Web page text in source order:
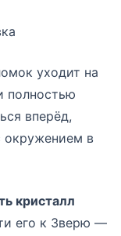
уходит на
полностью
вперёд,
окружением в
кристалл
его к Зверю —